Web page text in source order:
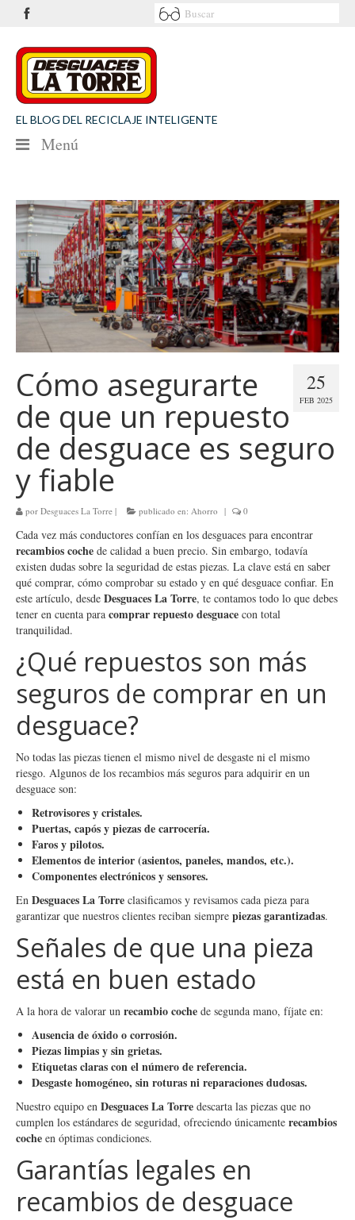
EL BLOG DEL RECICLAJE INTELIGENTE
Menú
SEGURIDAD VIAL
MEDIO AMBIENTE
PATROCINIOS
CONTACTO
Desguaces La Torre
25
FEB 2025
Cómo asegurarte
de que un repuesto
de desguace es seguro
y fiable
por Desguaces La Torre | publicado en: Ahorro | 0
Cada vez más conductores confían en los desguaces para encontrar
recambios coche de calidad a buen precio. Sin embargo, todavía
existen dudas sobre la seguridad de estas piezas. La clave está en saber
qué comprar, cómo comprobar su estado y en qué desguace confiar. En
este artículo, desde Desguaces La Torre, te contamos todo lo que debes
tener en cuenta para comprar repuesto desguace con total
tranquilidad.
¿Qué repuestos son más
seguros de comprar en un
desguace?
No todas las piezas tienen el mismo nivel de desgaste ni el mismo
riesgo. Algunos de los recambios más seguros para adquirir en un
desguace son:
Retrovisores y cristales.
Puertas, capós y piezas de carrocería.
Faros y pilotos.
Elementos de interior (asientos, paneles, mandos, etc.).
Componentes electrónicos y sensores.
En Desguaces La Torre clasificamos y revisamos cada pieza para
garantizar que nuestros clientes reciban siempre piezas garantizadas.
Señales de que una pieza
está en buen estado
A la hora de valorar un recambio coche de segunda mano, fíjate en:
Ausencia de óxido o corrosión.
Piezas limpias y sin grietas.
Etiquetas claras con el número de referencia.
Desgaste homogéneo, sin roturas ni reparaciones dudosas.
Nuestro equipo en Desguaces La Torre descarta las piezas que no
cumplen los estándares de seguridad, ofreciendo únicamente recambios
coche en óptimas condiciones.
Garantías legales en
recambios de desguace